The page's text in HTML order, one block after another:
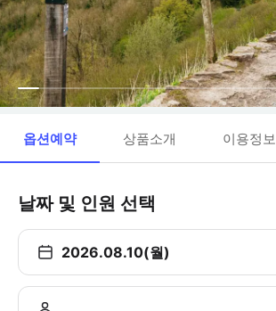
옵션예약 상품소개 이용정보
날짜 및 인원 선택
2026.08.10(월)